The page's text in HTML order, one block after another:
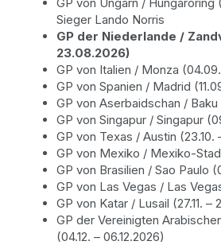
Sieger Lando Norris
GP der Niederlande /
23.08.2026)
GP von Italien / Monza
GP von Spanien / Madrid
GP von Aserbaidschan /
GP von Singapur / Singapur
GP von Texas / Austin (23.10.
GP von Mexiko / Mexiko-Stadt
GP von Brasilien / Sao Paulo
GP von Las Vegas / Las Vegas
GP von Katar / Lusail (27.11. –
GP der Vereinigten
(04.12. – 06.12.2026)